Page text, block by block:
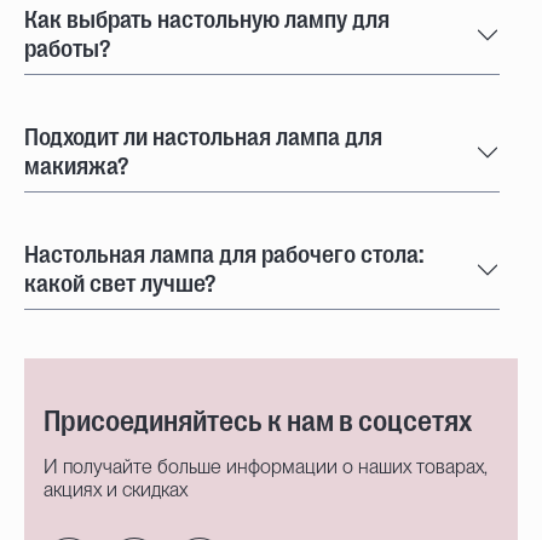
Как выбрать настольную лампу для
работы?
Подходит ли настольная лампа для
макияжа?
Настольная лампа для рабочего стола:
какой свет лучше?
Присоединяйтесь к нам в соцсетях
И получайте больше информации о наших товарах,
акциях и скидках